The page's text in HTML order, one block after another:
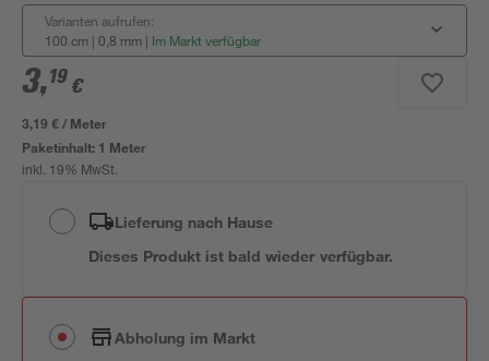
Varianten aufrufen:
100 cm | 0,8 mm | Im Markt verfügbar
3,19 €
3,19 € / Meter
Paketinhalt: 1 Meter
inkl. 19% MwSt.
Lieferung nach Hause
Dieses Produkt ist bald wieder verfügbar.
Abholung im Markt